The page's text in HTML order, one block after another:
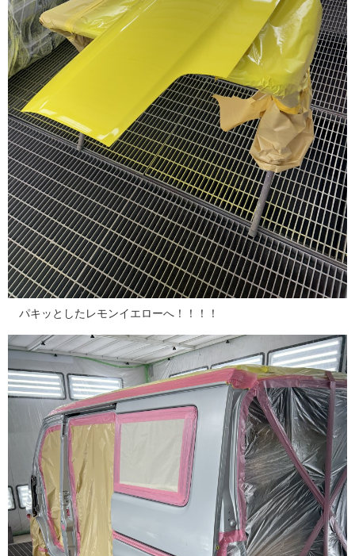
パキッとしたレモンイエローへ！！！！